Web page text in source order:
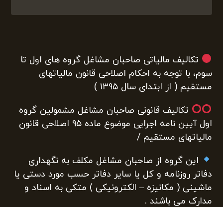
تکالیف مالیاتی صاحبان مشاغل گروه های اول تا
سوم، با توجه به احکام اصلاحی قانون مالیاتهای
مستقیم ( از ابتدای سال ۱۳۹۵ )
تکالیف قانونی صاحبان مشاغل مشمولین گروه
اول آیین نامه اجرایی موضوع ماده ۹۵ اصلاحی قانون
مالیاتهای مستقیم /
این گروه از صاحبان مشاغل مکلف به نگهداری
دفاتر روزنامه و کل یا سایر دفاتر حسب مورد دستی یا
ماشینی ( مکانیزه – الکترونیکی ) متکی به اسناد و
مدارک می باشند .